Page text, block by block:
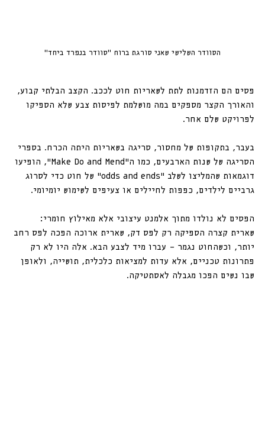
הסוודר השלישי שאני סורגת ברוח ״סוודר בנפרד ביחד״
פסים הם הזדמנות לתת לשאריות חוט לככב. הקצב הבלתי קבוע,
והאורך הקצר מספקים במה מושלמת לפיסות צבע שלא הספיקו
לפרויקט שלם אחר.
בעבר, בתקופות של מחסור, סריגה בשאריות היתה הכרח. בספרי
הסריגה של שנות הארבעים, כמו ה”Make Do and Mend”, הופיעו
דוגמאות שהמליצו לשלב “odds and ends” של חוט כדי לסרוג
גרביים לילדים, כפפות לחיילים או צעיפים לשימוש יומיומי.
הפסים לא נולדו מתוך אלמנט עיצובי אלא מאילוץ חומרי:
שארית קצרה הספיקה רק לפס דק, שארית ארוכה הפכה לפס רחב
יותר, וכשהחוט נגמר — עברו מיד לצבע הבא. אלה היו לא רק
פתרונות טכניים, אלא עדות למציאות כלכלית, תושייה, ולאופן
שבו נשים הפכו מגבלה לאסתטיקה.